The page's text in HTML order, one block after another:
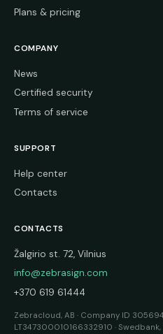
Plans & pricing
COMPANY
News
Certified security
Terms of service
SUPPORT
Help center
Contacts
CONTACTS
Žalgirio st. 72, Vilnius
info@zebrasign.com
+370 619 61444
Zebracloud, AB · Company ID
LT347300010166332910 · Swedbank,